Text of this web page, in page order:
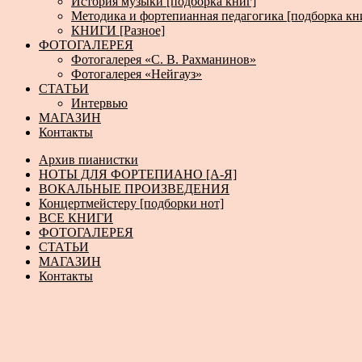
Методика и фортепианная педагогика [подборка
КНИГИ [Разное]
ФОТОГАЛЕРЕЯ
Фотогалерея «С. В. Рахманинов»
Фотогалерея «Нейгауз»
СТАТЬИ
Интервью
МАГАЗИН
Контакты
Архив пианистки
НОТЫ ДЛЯ ФОРТЕПИАНО [А-Я]
ВОКАЛЬНЫЕ ПРОИЗВЕДЕНИЯ
Концертмейстеру [подборки нот]
ВСЕ КНИГИ
ФОТОГАЛЕРЕЯ
СТАТЬИ
МАГАЗИН
Контакты